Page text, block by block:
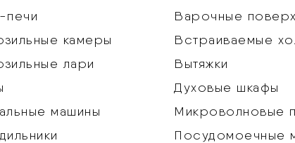
печи
камеры
лари
машины
Варочные
Встраиваемые
Вытяжки
Духовые шкафы
Микроволновые
Посудомоечные